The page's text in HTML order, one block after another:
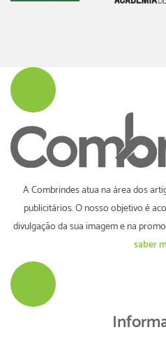
A Combrindes atua na área dos
publicitários. O nosso objetivo é
divulgação da sua imagem e na
saber